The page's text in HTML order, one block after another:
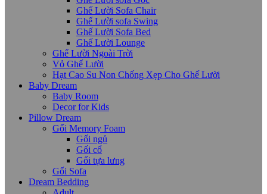
Ghế Lười Sofa Chair
Ghế Lười sofa Swing
Ghế Lười Sofa Bed
Ghế Lười Lounge
Ghế Lười Ngoài Trời
Vỏ Ghế Lười
Hạt Cao Su Non Chống Xẹp Cho Ghế Lười
Baby Dream
Baby Room
Decor for Kids
Pillow Dream
Gối Memory Foam
Gối ngủ
Gối cổ
Gối tựa lưng
Gối Sofa
Dream Bedding